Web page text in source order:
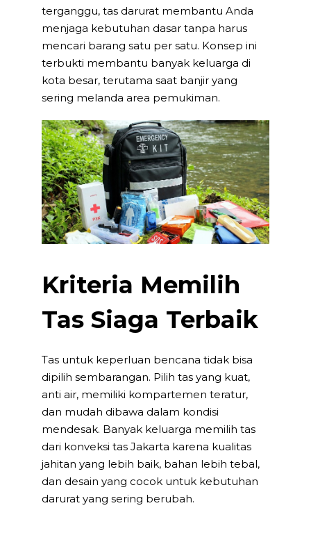
terganggu, tas darurat membantu Anda
menjaga kebutuhan dasar tanpa harus
mencari barang satu per satu. Konsep ini
terbukti membantu banyak keluarga di
kota besar, terutama saat banjir yang
sering melanda area pemukiman.
Kriteria Memilih
Tas Siaga Terbaik
Tas untuk keperluan bencana tidak bisa
dipilih sembarangan. Pilih tas yang kuat,
anti air, memiliki kompartemen teratur,
dan mudah dibawa dalam kondisi
mendesak. Banyak keluarga memilih tas
dari konveksi tas Jakarta karena kualitas
jahitan yang lebih baik, bahan lebih tebal,
dan desain yang cocok untuk kebutuhan
darurat yang sering berubah.